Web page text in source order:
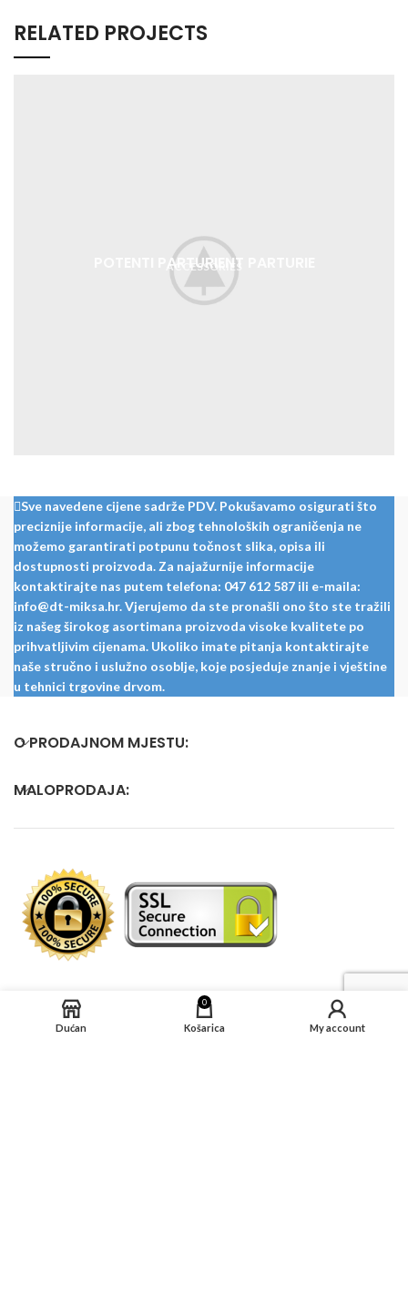
RELATED PROJECTS
ACCESSORIES
POTENTI PARTURIENT PARTURIE
Sve navedene cijene sadrže PDV. Pokušavamo osigurati što
preciznije informacije, ali zbog tehnoloških ograničenja ne
možemo garantirati potpunu točnost slika, opisa ili
dostupnosti proizvoda. Za najažurnije informacije
kontaktirajte nas putem telefona: 047 612 587 ili e-maila:
info@dt-miksa.hr. Vjerujemo da ste pronašli ono što ste tražili
iz našeg širokog asortimana proizvoda visoke kvalitete po
prihvatljivim cijenama. Ukoliko imate pitanja kontaktirajte
naše stručno i uslužno osoblje, koje posjeduje znanje i vještine
u tehnici trgovine drvom.
O PRODAJNOM MJESTU:
MALOPRODAJA:
UVJETI KUPNJE:
Dućan
0
Košarica My account